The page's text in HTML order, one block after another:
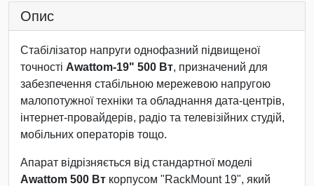
Опис
Стабілізатор напруги однофазний підвищеної
точності Awattom-19" 500 Вт, призначений для
забезпечення стабільною мережевою напругою
малопотужної техніки та обладнання дата-центрів,
інтернет-провайдерів, радіо та телевізійних студій,
мобільних операторів тощо.
Апарат відрізняється від стандартної моделі
Awattom 500 Вт корпусом "RackMount 19", який